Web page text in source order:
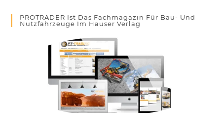
PROTRADER Ist Das Fachmagazin Für Bau- Und
Nutzfahrzeuge Im Hauser Verlag